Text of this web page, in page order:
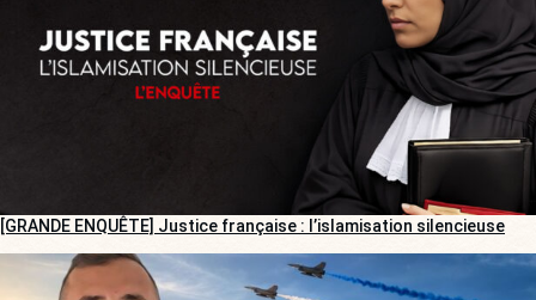
[GRANDE ENQUÊTE] Justice française : l’islamisation silencieuse